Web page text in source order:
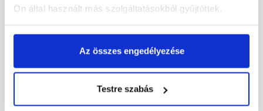
Ön által használt más szolgáltatásokból gyűjtöttek.
Az összes engedélyezése
Testre szabás
Rendelésre
18 230 Ft/ tekercs
Rendelésre
18 230 Ft/ tekercs